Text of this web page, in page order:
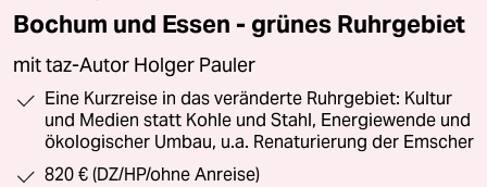
Bochum und Essen - grünes Ruhrgebiet
mit taz-Autor Holger Pauler
Eine Kurzreise in das veränderte Ruhrgebiet: Kultur
und Medien statt Kohle und Stahl, Energiewende und
ökologischer Umbau, u.a. Renaturierung der Emscher
820 € (DZ/HP/ohne Anreise)